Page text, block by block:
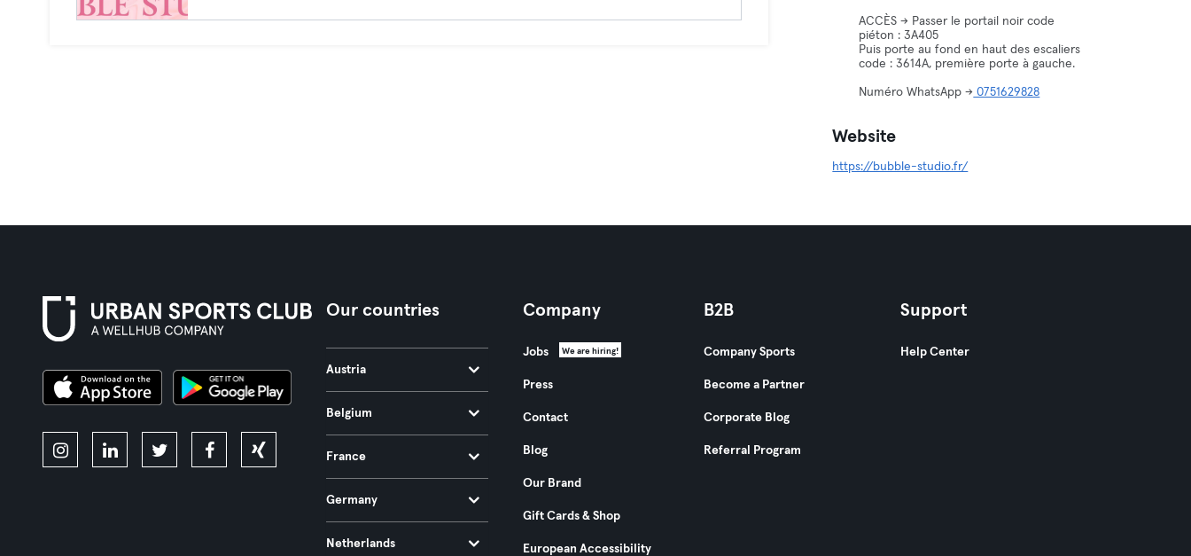
ACCÈS -> Passer le portail noir code
piéton : 3A405
Puis porte au fond en haut des escaliers
code : 3614A, première porte à gauche.
Numéro WhatsApp -> 0751629828
Website
https://bubble-studio.fr/
Our countries
Austria
Belgium
France
Germany
Netherlands
Company
Jobs We are hiring!
Press
Contact
Blog
Our Brand
Gift Cards & Shop
European Accessibility
B2B
Company Sports
Become a Partner
Corporate Blog
Referral Program
Support
Help Center